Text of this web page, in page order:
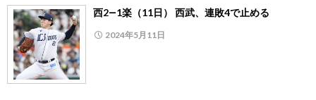
西2―1楽（11日） 西武、連敗4で止める
2024年5月11日